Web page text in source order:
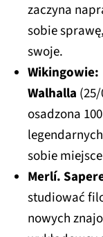
zaczyna
sobie
swoje.
Wikingowie:
Walhalla
osadzona
sobie
Merlí.
studiować
nowych